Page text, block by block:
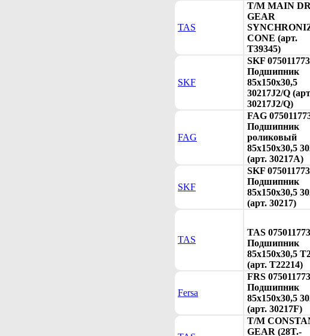
TAS
T/M MAIN
GEAR
CONE (арт.
T39345)
SKF
SKF
Подшипник
85x150x30,5
30217J2/Q
30217J2/Q)
FAG
FAG
Подшипник
роликовый
85x150x30,5
(арт. 30217A)
SKF
SKF
Подшипник
85x150x30,5
(арт. 30217)
TAS
TAS
Подшипник
85x150x30,5
(арт. T22214)
Fersa
FRS
Подшипник
85x150x30,5
(арт. 30217F)
T/M
GEAR (28T.-